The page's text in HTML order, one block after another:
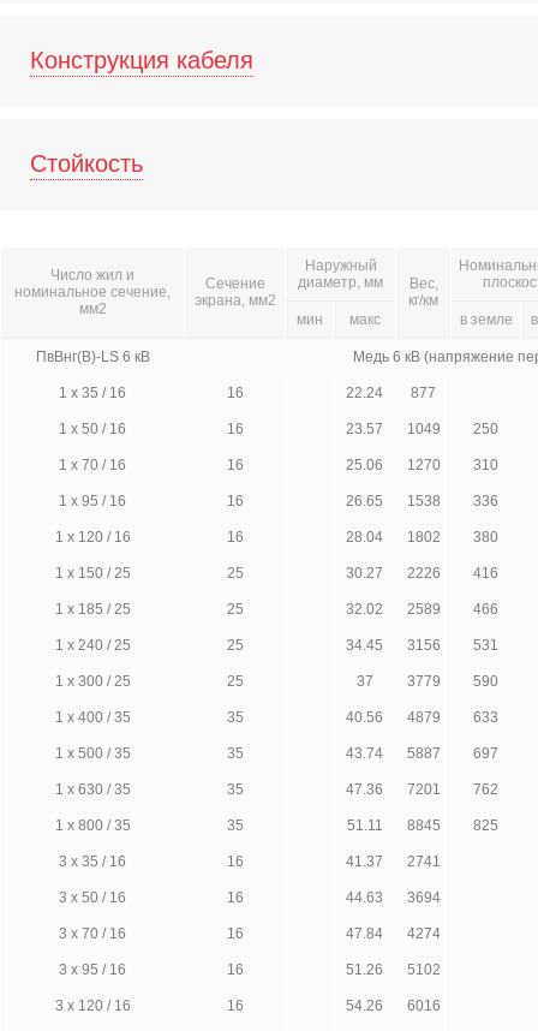
Конструкция кабеля
Стойкость
Число жил и
номинальное сечение,
мм2
Сечение
экрана, мм2
Наружный
диаметр, мм
Вес,
кг/км
мин макс в земле
ПвВнг(В)-LS 6 кВ Медь 6 кВ (напряжение
1 х 35 / 16 16 22.24 877
1 х 50 / 16 16 23.57 1049 250
1 х 70 / 16 16 25.06 1270 310
1 х 95 / 16 16 26.65 1538 336
1 х 120 / 16 16 28.04 1802 380
1 х 150 / 25 25 30.27 2226 416
1 х 185 / 25 25 32.02 2589 466
1 х 240 / 25 25 34.45 3156 531
1 х 300 / 25 25 37 3779 590
1 х 400 / 35 35 40.56 4879 633
1 х 500 / 35 35 43.74 5887 697
1 х 630 / 35 35 47.36 7201 762
1 х 800 / 35 35 51.11 8845 825
3 х 35 / 16 16 41.37 2741
3 х 50 / 16 16 44.63 3694
3 х 70 / 16 16 47.84 4274
3 х 95 / 16 16 51.26 5102
3 х 120 / 16 16 54.26 6016